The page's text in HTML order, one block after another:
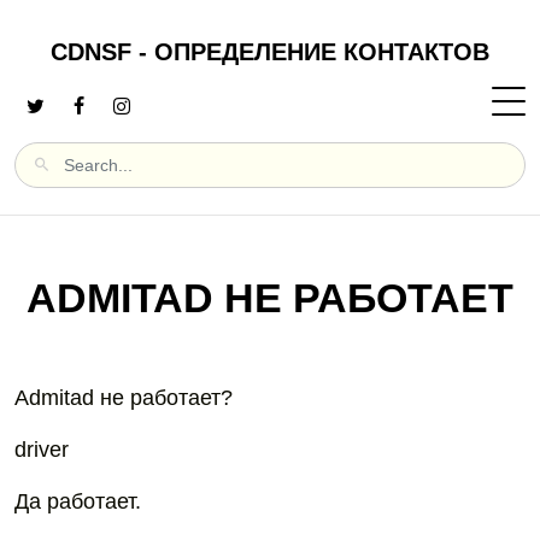
CDNSF - ОПРЕДЕЛЕНИЕ КОНТАКТОВ
ADMITAD НЕ РАБОТАЕТ
Admitad не работает?
driver
Да работает.